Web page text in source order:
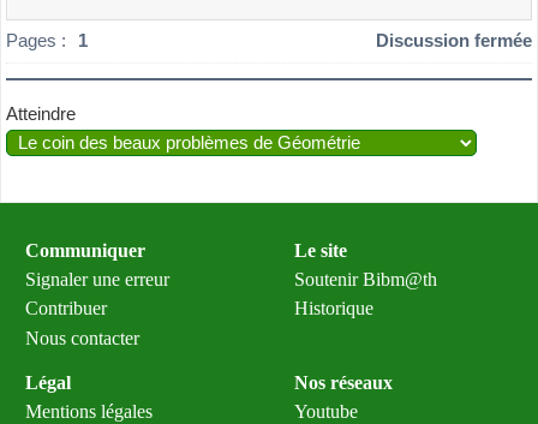
Pages : 1 Discussion fermée
Atteindre
Communiquer
Signaler une erreur
Contribuer
Nous contacter
Le site
Soutenir Bibm@th
Historique
Légal
Mentions légales
Nos réseaux
Youtube